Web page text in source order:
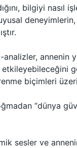
bilgiyi
annenin
biçimleri
“dünya
sesler ve